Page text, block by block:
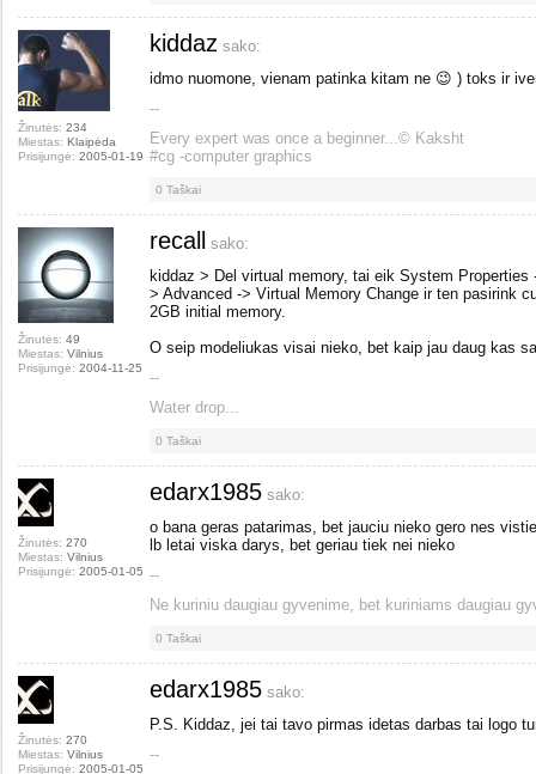
Žinutės: 234
Miestas: Klaipėda
Prisijungė: 2005-01-19
kiddaz sako:
idmo nuomone, vienam patinka kitam ne 😉 ) toks ir
--
Every expert was once a beginner...© Kaksht
#cg -computer graphics
0 Taškai
Žinutės: 49
Miestas: Vilnius
Prisijungė: 2004-11-25
recall
sako:
kiddaz > Del virtual memory, tai eik System
> Advanced -> Virtual Memory Change ir ten pasirink
2GB initial memory.
O seip modeliukas visai nieko, bet kaip jau daug kas
--
Water drop...
0 Taškai
Žinutės: 270
Miestas: Vilnius
Prisijungė: 2005-01-05
edarx1985 sako:
o bana geras patarimas, bet jauciu nieko gero nes
lb letai viska darys, bet geriau tiek nei nieko
--
Ne kuriniu daugiau gyvenime, bet kuriniams daugiau
0 Taškai
Žinutės: 270
Miestas: Vilnius
Prisijungė: 2005-01-05
edarx1985 sako:
P.S. Kiddaz, jei tai tavo pirmas idetas darbas tai logo
--